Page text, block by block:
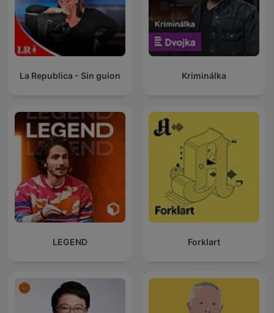
La Republica - Sin guion Kriminálka
LEGEND Forklart